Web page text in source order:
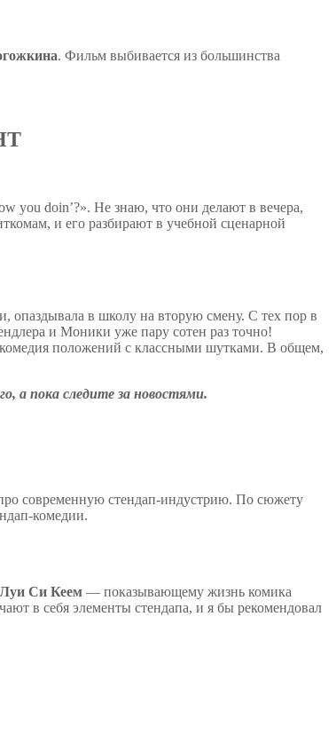
. Фильм выбивается из большинства
you doin’?». Не знаю, что они делают в вечера,
и его разбирают в учебной сценарной
опаздывала в школу на вторую смену. С тех пор в
и Моники уже пару сотен раз точно!
комедия положений с классными шутками. В общем,
а пока следите за новостями.
современную стендап-индустрию. По сюжету
комедии.
Луи Си Кеем — показывающему жизнь комика
в себя элементы стендапа, и я бы рекомендовал